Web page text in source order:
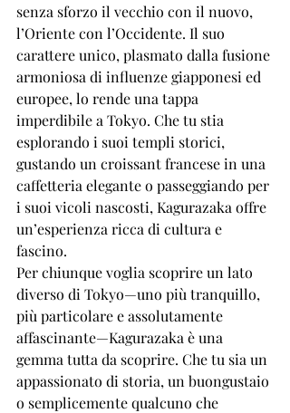
senza sforzo il vecchio con il nuovo,
l’Oriente con l’Occidente. Il suo
carattere unico, plasmato dalla fusione
armoniosa di influenze giapponesi ed
europee, lo rende una tappa
imperdibile a Tokyo. Che tu stia
esplorando i suoi templi storici,
gustando un croissant francese in una
caffetteria elegante o passeggiando per
i suoi vicoli nascosti, Kagurazaka offre
un’esperienza ricca di cultura e
fascino.
Per chiunque voglia scoprire un lato
diverso di Tokyo—uno più tranquillo,
più particolare e assolutamente
affascinante—Kagurazaka è una
gemma tutta da scoprire. Che tu sia un
appassionato di storia, un buongustaio
o semplicemente qualcuno che